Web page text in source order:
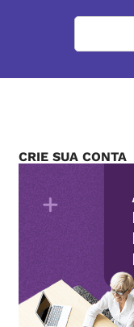
CRIE SUA CONTA